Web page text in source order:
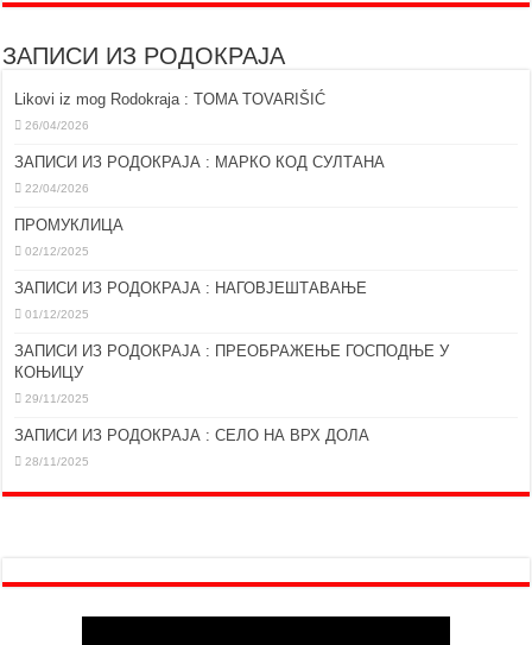
ЗАПИСИ ИЗ РОДОКРАЈА
Likovi iz mog Rodokraja : TOMA TOVARIŠIĆ
26/04/2026
ЗАПИСИ ИЗ РОДОКРАЈА : МАРКО КОД СУЛТАНА
22/04/2026
ПРОМУКЛИЦА
02/12/2025
ЗАПИСИ ИЗ РОДОКРАЈА : НАГОВЈЕШТАВАЊЕ
01/12/2025
ЗАПИСИ ИЗ РОДОКРАЈА : ПРЕОБРАЖЕЊЕ ГОСПОДЊЕ У
КОЊИЦУ
29/11/2025
ЗАПИСИ ИЗ РОДОКРАЈА : СЕЛО НА ВРХ ДОЛА
28/11/2025